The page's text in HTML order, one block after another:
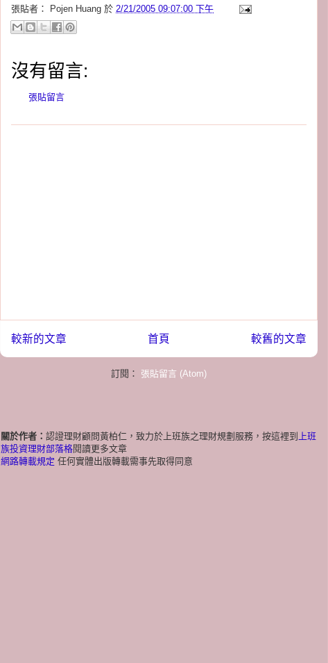
張貼者： Pojen Huang 於 2/21/2005 09:07:00 下午
沒有留言:
張貼留言
較新的文章 較舊的文章
首頁
訂閱： 張貼留言 (Atom)
關於作者： 認證理財顧問黃柏仁，致力於上班族之理財規劃服務，按這裡到 上班
族投資理財部落格閱讀更多文章
網路轉載規定 任何實體出版轉載需事先取得同意